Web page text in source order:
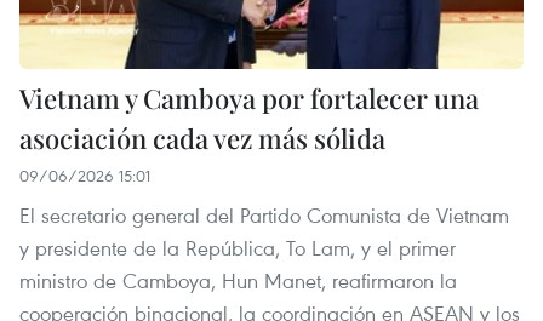
Vietnam y Camboya por fortalecer una
asociación cada vez más sólida
09/06/2026 15:01
El secretario general del Partido Comunista de Vietnam
y presidente de la República, To Lam, y el primer
ministro de Camboya, Hun Manet, reafirmaron la
cooperación binacional, la coordinación en ASEAN y los